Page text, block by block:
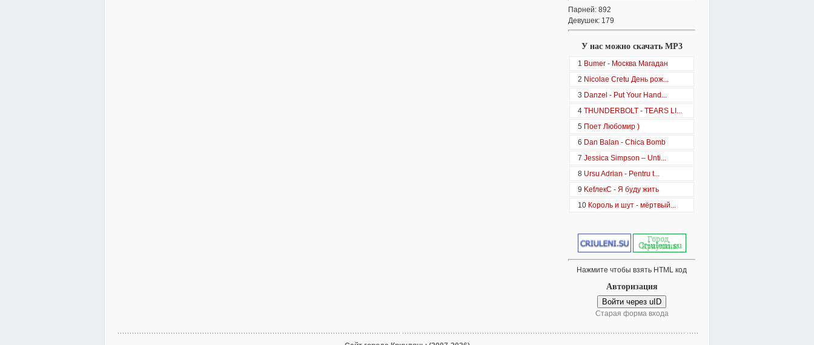
Парней: 892
Девушек: 179
У нас можно скачать MP3
1 Bumer - Москва Магадан
2 Nicolae Cretu День рож...
3 Danzel - Put Your Hand...
4 THUNDERBOLT - TEARS LI...
5 Поет Любомир )
6 Dan Balan - Chica Bomb
7 Jessica Simpson – Unti...
8 Ursu Adrian - Pentru t...
9 KefлекС - Я буду жить
10 Король и шут - мёртвый...
Нажмите чтобы взять HTML код
Авторизация
Войти через uID
Старая форма входа